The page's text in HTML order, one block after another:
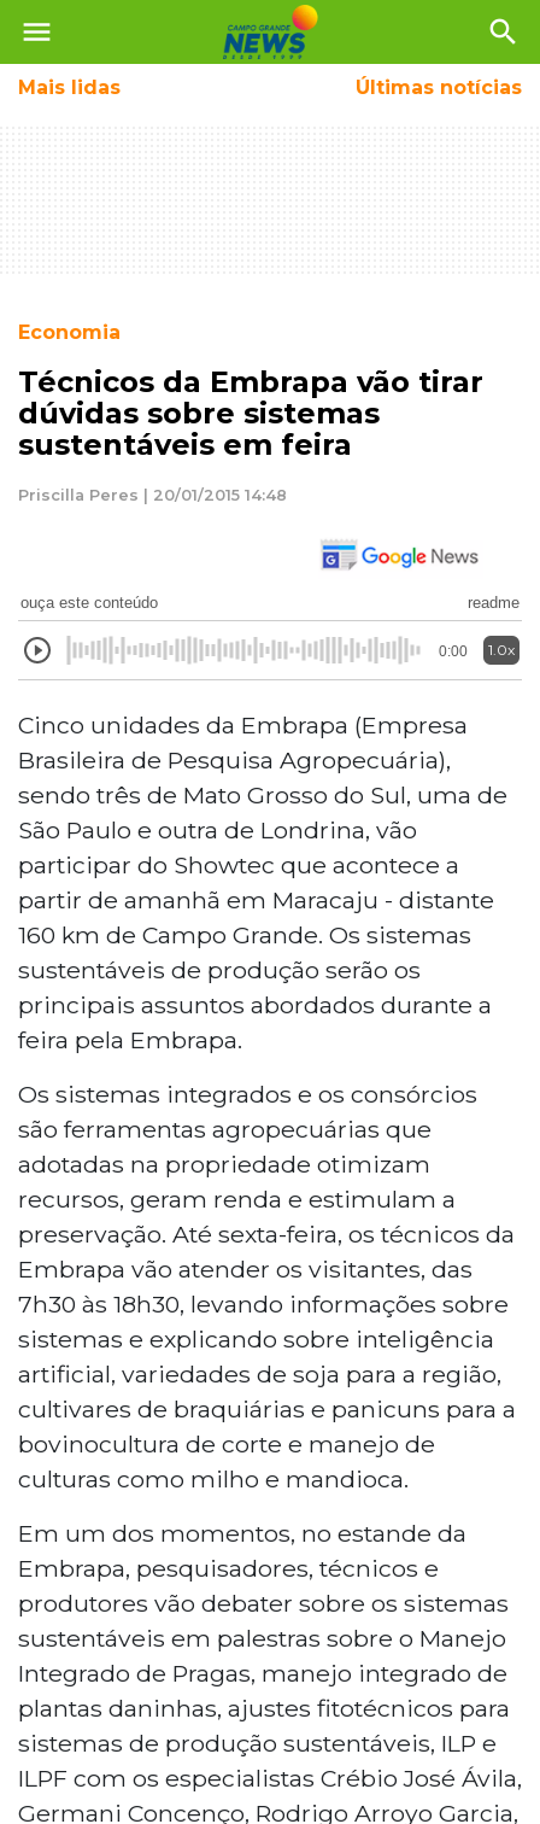
menu search
Mais lidas Últimas notícias
Economia
Técnicos da Embrapa vão tirar
dúvidas sobre sistemas
sustentáveis em feira
Priscilla Peres | 20/01/2015 14:48
ouça este conteúdo readme
0:00 1.0x
Cinco unidades da Embrapa (Empresa
Brasileira de Pesquisa Agropecuária),
sendo três de Mato Grosso do Sul, uma de
São Paulo e outra de Londrina, vão
participar do Showtec que acontece a
partir de amanhã em Maracaju - distante
160 km de Campo Grande. Os sistemas
sustentáveis de produção serão os
principais assuntos abordados durante a
feira pela Embrapa.
Os sistemas integrados e os consórcios
são ferramentas agropecuárias que
adotadas na propriedade otimizam
recursos, geram renda e estimulam a
preservação. Até sexta-feira, os técnicos da
Embrapa vão atender os visitantes, das
7h30 às 18h30, levando informações sobre
sistemas e explicando sobre inteligência
artificial, variedades de soja para a região,
cultivares de braquiárias e panicuns para a
bovinocultura de corte e manejo de
culturas como milho e mandioca.
Em um dos momentos, no estande da
Embrapa, pesquisadores, técnicos e
produtores vão debater sobre os sistemas
sustentáveis em palestras sobre o Manejo
Integrado de Pragas, manejo integrado de
plantas daninhas, ajustes fitotécnicos para
sistemas de produção sustentáveis, ILP e
ILPF com os especialistas Crébio José Ávila,
Germani Concenço, Rodrigo Arroyo Garcia,